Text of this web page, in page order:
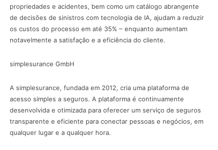
propriedades e acidentes, bem como um catálogo abrangente
de decisões de sinistros com tecnologia de IA, ajudam a reduzir
os custos do processo em até 35% – enquanto aumentam
notavelmente a satisfação e a eficiência do cliente.
simplesurance GmbH ‍
A simplesurance, fundada em 2012, cria uma plataforma de
acesso simples a seguros. A plataforma é continuamente
desenvolvida e otimizada para oferecer um serviço de seguros
transparente e eficiente para conectar pessoas e negócios, em
qualquer lugar e a qualquer hora.